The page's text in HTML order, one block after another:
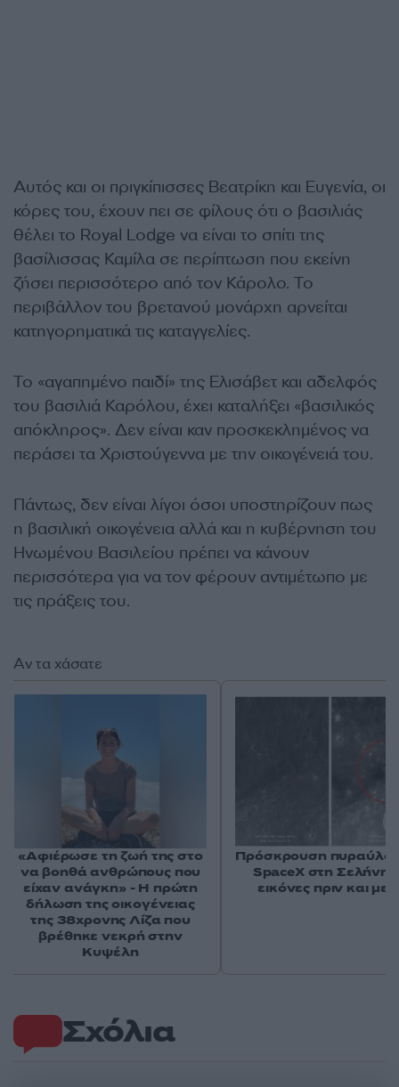
Αυτός και οι πριγκίπισσες Βεατρίκη και Ευγενία, οι
κόρες του, έχουν πει σε φίλους ότι ο βασιλιάς
θέλει το Royal Lodge να είναι το σπίτι της
βασίλισσας Καμίλα σε περίπτωση που εκείνη
ζήσει περισσότερο από τον Κάρολο. Το
περιβάλλον του βρετανού μονάρχη αρνείται
κατηγορηματικά τις καταγγελίες.
Το «αγαπημένο παιδί» της Ελισάβετ και αδελφός
του βασιλιά Καρόλου, έχει καταλήξει «βασιλικός
απόκληρος». Δεν είναι καν προσκεκλημένος να
περάσει τα Χριστούγεννα με την οικογένειά του.
Πάντως, δεν είναι λίγοι όσοι υποστηρίζουν πως
η βασιλική οικογένεια αλλά και η κυβέρνηση του
Ηνωμένου Βασιλείου πρέπει να κάνουν
περισσότερα για να τον φέρουν αντιμέτωπο με
τις πράξεις του.
Αν τα χάσατε
«Αφιέρωσε τη ζωή της στο
να βοηθά ανθρώπους που
είχαν ανάγκη» - Η πρώτη
δήλωση της οικογένειας
της 38χρονης Λίζα που
βρέθηκε νεκρή στην
Κυψέλη
Πρόσκρουση
SpaceX στη Σελήνη:
εικόνες πριν και
Σχόλια